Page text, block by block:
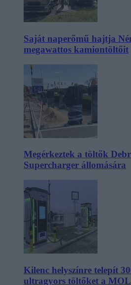
Saját naperőmű hajtja
megawattos kamiontöltőit
Megérkeztek a töltők
Supercharger állomására
Kilenc helyszínre telepít
ultragyors töltőket a MOL